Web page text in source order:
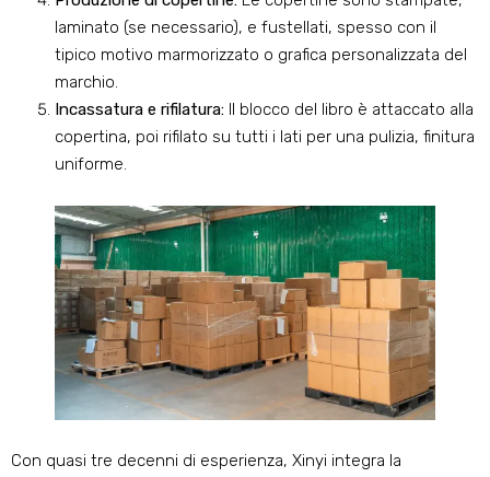
laminato (se necessario), e fustellati, spesso con il
tipico motivo marmorizzato o grafica personalizzata del
marchio.
Incassatura e rifilatura: Il blocco del libro è attaccato alla
copertina, poi rifilato su tutti i lati per una pulizia, finitura
uniforme.
Con quasi tre decenni di esperienza, Xinyi integra la